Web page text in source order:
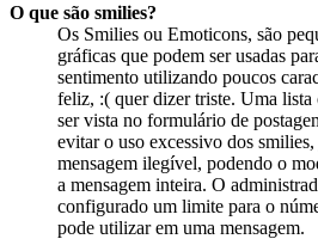
O que são smilies?
Os Smilies ou Emoticons, são
gráficas que podem ser usadas
sentimento utilizando poucos
feliz, :( quer dizer triste. Uma lista
ser vista no formulário de
evitar o uso excessivo dos
mensagem ilegível, podendo o
a mensagem inteira. O
configurado um limite para o
pode utilizar em uma mensagem.